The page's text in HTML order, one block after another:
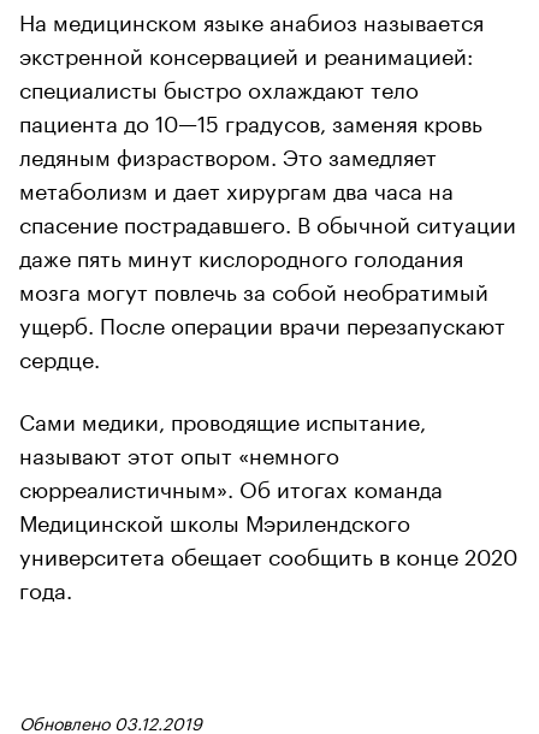
На медицинском языке анабиоз называется
экстренной консервацией и реанимацией:
специалисты быстро охлаждают тело
пациента до 10—15 градусов, заменяя кровь
ледяным физраствором. Это замедляет
метаболизм и дает хирургам два часа на
спасение пострадавшего. В обычной ситуации
даже пять минут кислородного голодания
мозга могут повлечь за собой необратимый
ущерб. После операции врачи перезапускают
сердце.
Сами медики, проводящие испытание,
называют этот опыт «немного
сюрреалистичным». Об итогах команда
Медицинской школы Мэрилендского
университета обещает сообщить в конце 2020
года.
Обновлено 03.12.2019